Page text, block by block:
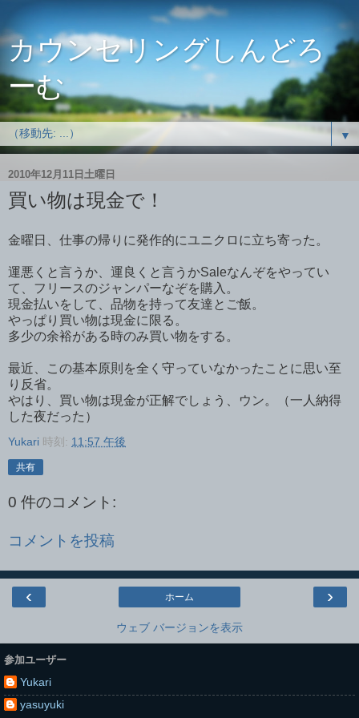
カウンセリングしんどろ
ーむ
▼
2010年12月11日土曜日
買い物は現金で！
金曜日、仕事の帰りに発作的にユニクロに立ち寄った。
運悪くと言うか、運良くと言うかSaleなんぞをやってい
て、フリースのジャンパーなぞを購入。
現金払いをして、品物を持って友達とご飯。
やっぱり買い物は現金に限る。
多少の余裕がある時のみ買い物をする。
最近、この基本原則を全く守っていなかったことに思い至
り反省。
やはり、買い物は現金が正解でしょう、ウン。（一人納得
した夜だった）
Yukari 時刻: 11:57 午後
共有
0 件のコメント:
コメントを投稿
‹ ›
ホーム
ウェブ バージョンを表示
参加ユーザー
Yukari
yasuyuki